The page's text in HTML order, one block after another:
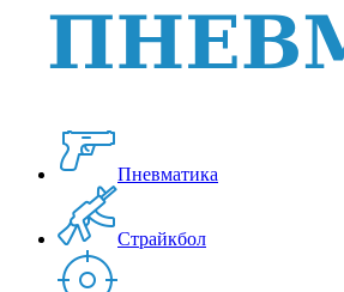
Пневматика
Страйкбол